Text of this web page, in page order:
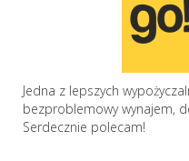
Jedna z lepszych
bezproblemowy wynajem,
Serdecznie polecam!